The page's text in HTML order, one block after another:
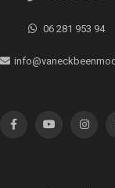
06 281 953 94